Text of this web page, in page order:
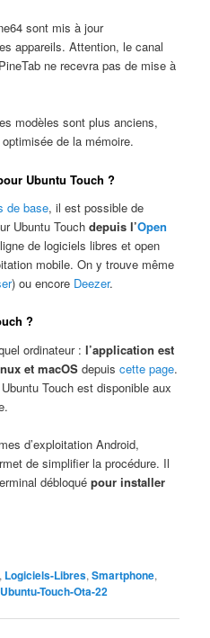
sont mis à jour
appareils. Attention, le canal
ne recevra pas de mise à
modèles sont plus anciens,
optimisée de la mémoire.
Ubuntu Touch ?
de base, il est possible de
Ubuntu Touchdepuis l’Open
de logiciels libres et open
mobile. On y trouve même
) ou encore Deezer.
?
ordinateur : l’application est
et macOS depuiscette page.
Touch est disponible aux
d’exploitation Android,
de simplifier la procédure. Il
débloquépour installer
, Logiciels-Libres,Smartphone,
Ubuntu-Touch-Ota-22